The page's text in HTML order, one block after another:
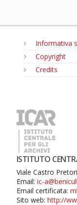
Informativa
Copyright
Credits
ISTITUTO
Viale Castro
Email: ic-
Email certificata:
Sito web: http://